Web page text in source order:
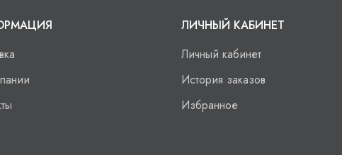
ЛИЧНЫЙ КАБИНЕТ
Личный кабинет
История заказов
Избранное